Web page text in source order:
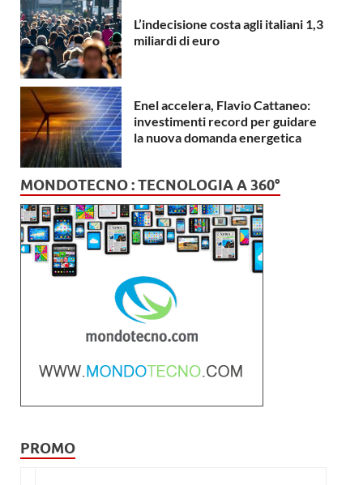
L’indecisione costa agli italiani 1,3
miliardi di euro
Enel accelera, Flavio Cattaneo:
investimenti record per guidare
la nuova domanda energetica
MONDOTECNO : TECNOLOGIA A 360°
PROMO